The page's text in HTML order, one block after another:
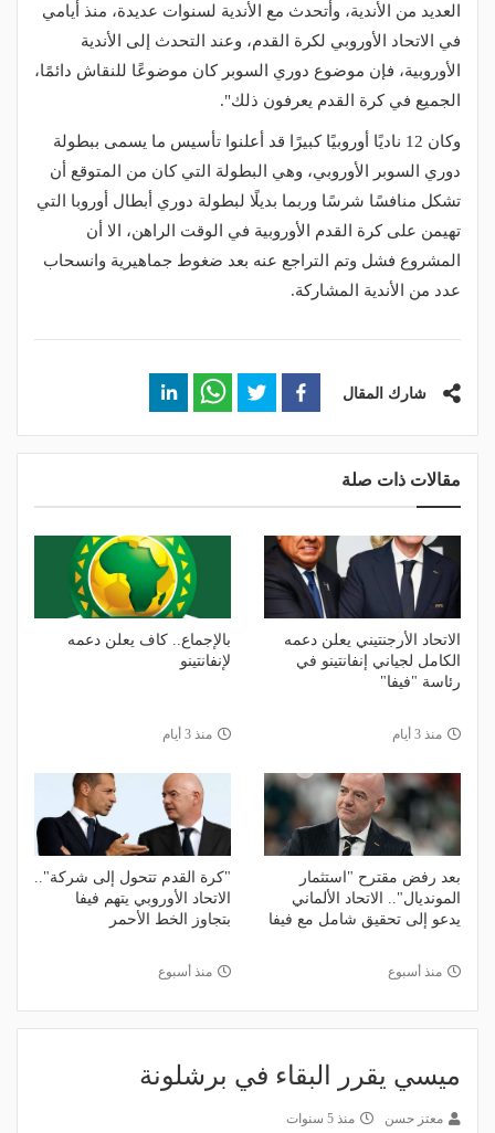
العديد من الأندية، وأتحدث مع الأندية لسنوات عديدة، منذ أيامي
في الاتحاد الأوروبي لكرة القدم، وعند التحدث إلى الأندية
الأوروبية، فإن موضوع دوري السوبر كان موضوعًا للنقاش دائمًا،
الجميع في كرة القدم يعرفون ذلك".
وكان 12 ناديًا أوروبيًا كبيرًا قد أعلنوا تأسيس ما يسمى ببطولة
دوري السوبر الأوروبي، وهي البطولة التي كان من المتوقع أن
تشكل منافسًا شرسًا وربما بديلًا لبطولة دوري أبطال أوروبا التي
تهيمن على كرة القدم الأوروبية في الوقت الراهن، الا أن
المشروع فشل وتم التراجع عنه بعد ضغوط جماهيرية وانسحاب
عدد من الأندية المشاركة.
شارك المقال
مقالات ذات صلة
الاتحاد الأرجنتيني يعلن دعمه
الكامل لجياني إنفانتينو في
رئاسة "فيفا"
منذ 3 أيام
بالإجماع.. كاف يعلن دعمه
لإنفانتينو
منذ 3 أيام
بعد رفض مقترح "استثمار
المونديال".. الاتحاد الألماني
يدعو إلى تحقيق شامل مع فيفا
منذ أسبوع
"كرة القدم تتحول إلى شركة"..
الاتحاد الأوروبي يتهم فيفا
بتجاوز الخط الأحمر
منذ أسبوع
ميسي يقرر البقاء في برشلونة
معتز حسن منذ 5 سنوات